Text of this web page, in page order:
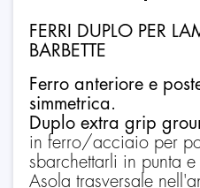
FERRI DUPLO PER
BARBETTE
Ferro anteriore e
simmetrica.
Duplo extra grip
in ferro/acciaio per
sbarchettarli in punta
Asola trasversale